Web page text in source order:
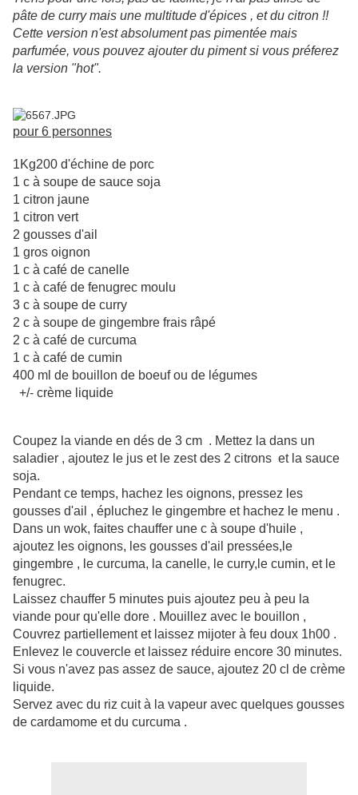
pâte de curry mais une multitude d'épices , et du citron !!
Cette version n'est absolument pas pimentée mais
parfumée, vous pouvez ajouter du piment si vous préferez
la version "hot".
pour 6 personnes
1Kg200 d'échine de porc
1 c à soupe de sauce soja
1 citron jaune
1 citron vert
2 gousses d'ail
1 gros oignon
1 c à café de canelle
1 c à café de fenugrec moulu
3 c à soupe de curry
2 c à soupe de gingembre frais râpé
2 c à café de curcuma
1 c à café de cumin
400 ml de bouillon de boeuf ou de légumes
+/- crème liquide
Coupez la viande en dés de 3 cm . Mettez la dans un
saladier , ajoutez le jus et le zest des 2 citrons et la sauce
soja.
Pendant ce temps, hachez les oignons, pressez les
gousses d'ail , épluchez le gingembre et hachez le menu .
Dans un wok, faites chauffer une c à soupe d'huile ,
ajoutez les oignons, les gousses d'ail pressées,le
gingembre , le curcuma, la canelle, le curry,le cumin, et le
fenugrec.
Laissez chauffer 5 minutes puis ajoutez peu à peu la
viande pour qu'elle dore . Mouillez avec le bouillon ,
Couvrez partiellement et laissez mijoter à feu doux 1h00 .
Enlevez le couvercle et laissez réduire encore 30 minutes.
Si vous n'avez pas assez de sauce, ajoutez 20 cl de crème
liquide.
Servez avec du riz cuit à la vapeur avec quelques gousses
de cardamome et du curcuma .